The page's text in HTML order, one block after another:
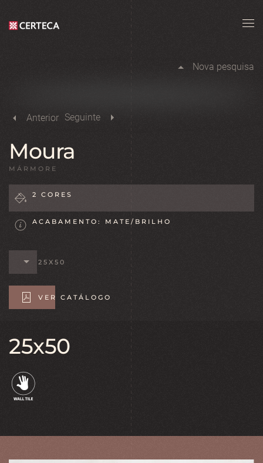
Skip to main content
Nova pesquisa
Anterior Seguinte
Moura
MÁRMORE
2 CORES
ACABAMENTO: MATE/BRILHO
25X50
VER CATÁLOGO
25x50